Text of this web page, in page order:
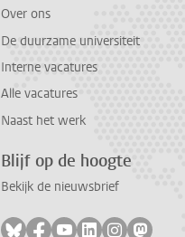
Over ons
De duurzame universiteit
Interne vacatures
Alle vacatures
Naast het werk
Blijf op de hoogte
Bekijk de nieuwsbrief
Volg ons op bluesky
Volg ons op facebook
Volg ons op
Volg ons op
Volg ons
Volg